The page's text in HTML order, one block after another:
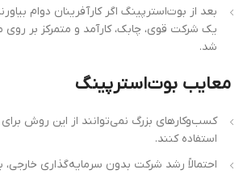
بعد از بوت‌استرپینگ اگر کارآفرینان دوام
یک شرکت قوی، چابک، کارآمد و متمرکز بر
شد.
معایب بوت‌استرپینگ
کسب‌وکارهای بزرگ نمی‌توانند از این روش
استفاده کنند.
احتمالاً رشد شرکت بدون سرمایه‌گذاری